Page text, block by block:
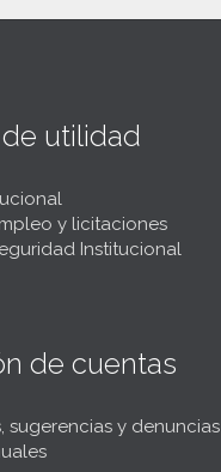
utilidad
y licitaciones
Institucional
de cuentas
sugerencias y denuncias